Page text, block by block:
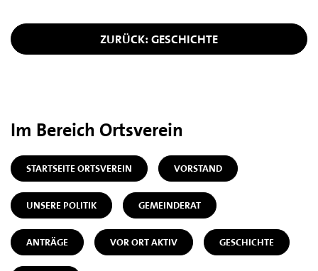
ZURÜCK: GESCHICHTE
Im Bereich Ortsverein
STARTSEITE ORTSVEREIN VORSTAND
UNSERE POLITIK GEMEINDERAT
ANTRÄGE VOR ORT AKTIV GESCHICHTE